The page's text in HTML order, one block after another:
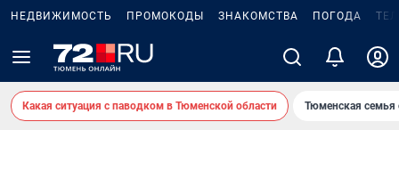
НЕДВИЖИМОСТЬ ПРОМОКОДЫ ЗНАКОМСТВА ПОГОДА
Какая ситуация с паводком в Тюменской области Тюменская семья